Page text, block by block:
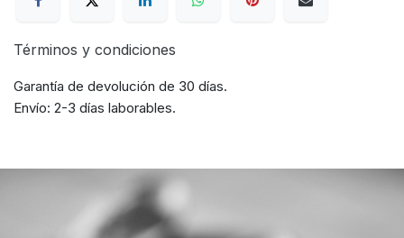
Términos y condiciones
Garantía de devolución de 30 días.
Envío: 2-3 días laborables.